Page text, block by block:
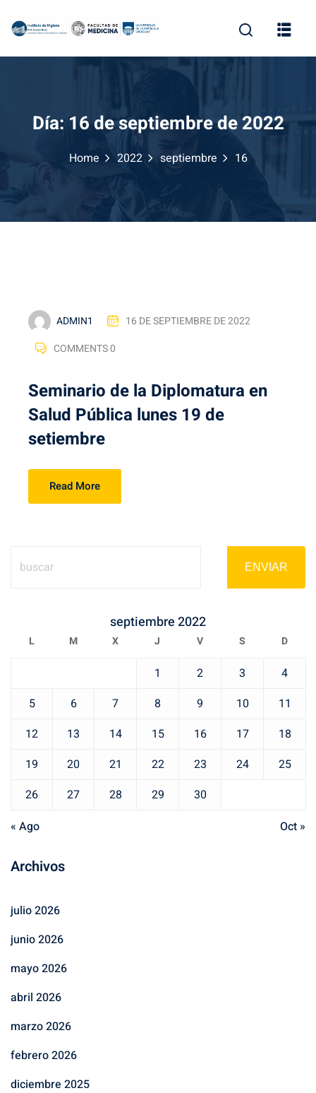
Día: 16 de septiembre de 2022
Home 2022 septiembre 16
ADMIN1
16 DE SEPTIEMBRE DE 2022
COMMENTS 0
Seminario de la Diplomatura en
Salud Pública lunes 19 de
setiembre
Read More
ENVIAR
septiembre 2022
L M X J V S D
1 2 3
4
5
6 7 8 9 10
11
12
13 14 15 16 17
18
19
20 21 22 23 24
25
26
27 28 29
30
« Ago
Oct »
Archivos
julio 2026
junio 2026
mayo 2026
abril 2026
marzo 2026
febrero 2026
diciembre 2025